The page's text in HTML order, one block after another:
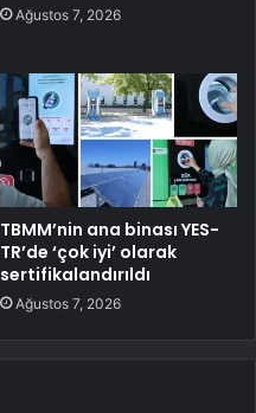
Ağustos 7, 2026
TBMM’nin ana binası YES-
TR’de ‘çok iyi’ olarak
sertifikalandırıldı
Ağustos 7, 2026